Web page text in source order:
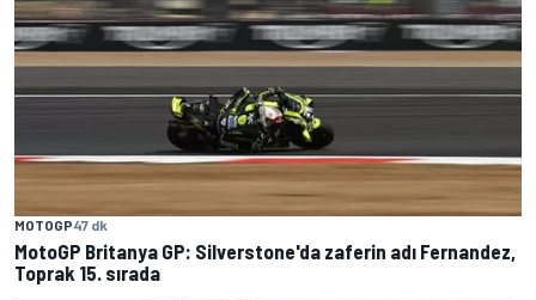
MOTOGP47 dk
MotoGP Britanya GP: Silverstone'da zaferin adı Fernandez,
Toprak 15. sırada